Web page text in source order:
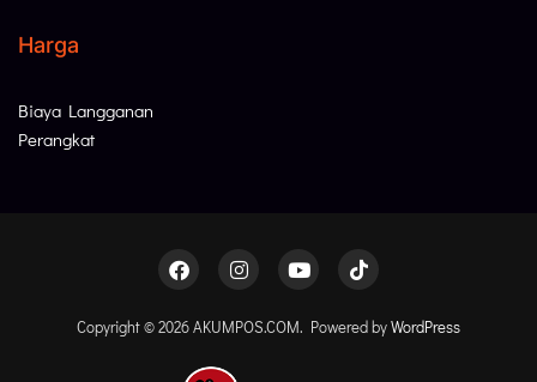
Harga
Biaya Langganan
Perangkat
Copyright © 2026 AKUMPOS.COM. Powered byWordPress